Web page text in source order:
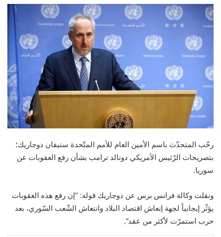
رحّب المتحدّث باسم الأمين العام للأمم المتّحدة ستيفان دوجاريك؛
بتصريحات الرّئيس الأمريكي دونالد ترامب بشأن رفع العقوبات عن
سوريا.
ونقلت وكالة فرانس برس عن دوجاريك قوله: “إن رفع هذه العقوبات
يؤثّر إيجابياً لجهة إنعاش اقتصاد البلاد وانتعاش الشّعب السّوري، بعد
حرب استمرّت لأكثر من عقد”.